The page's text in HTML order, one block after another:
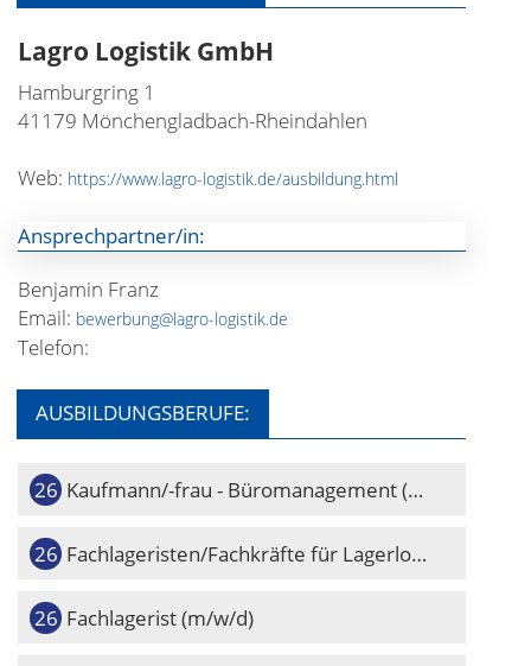
Lagro Logistik GmbH
Hamburgring 1
41179 Mönchengladbach-Rheindahlen
Web: https://www.lagro-logistik.de/ausbildung.html
Ansprechpartner/in:
Benjamin Franz
Email: bewerbung@lagro-logistik.de
Telefon:
AUSBILDUNGSBERUFE:
Kaufmann/-frau - Büromanagement (m/w/d)
Fachlageristen/Fachkräfte für Lagerlogistik (m/w/d)
Fachlagerist (m/w/d)